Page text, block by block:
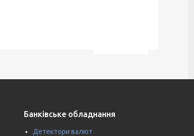
Банківське обладнання
Детектори валют